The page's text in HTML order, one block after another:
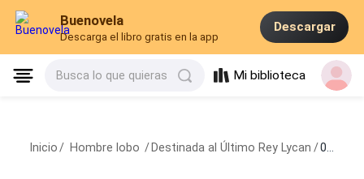
Buenovela
Descarga el libro gratis en la app
Descargar
Busca lo que quieras Mi biblioteca
Inicio / Hombre lobo / Destinada al Último Rey Lycan /08 El palacio